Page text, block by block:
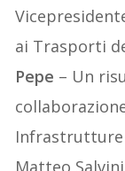
ai Trasporti
Pepe – Un
Infrastrutture
Matteo